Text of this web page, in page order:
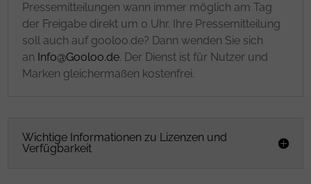
Pressemitteilungen wann immer möglich am Tag
der Freigabe direkt um 0 Uhr. Ihre Pressemitteilung
soll auch auf gooloo.de? Dann wenden Sie sich
an Info@Gooloo.de. Der Dienst ist für Nutzer und
Marken gleichermaßen kostenfrei.
Wichtige Informationen zu Lizenzen und
Verfügbarkeit